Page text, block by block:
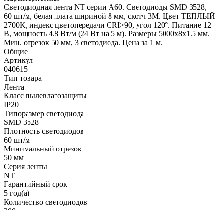
Светодиодная лента NT серии A60. Светодиоды SMD 3528,
60 шт/м, белая плата шириной 8 мм, скотч 3M. Цвет ТЕПЛЫЙ
2700K, индекс цветопередачи CRI>90, угол 120°. Питание 12
В, мощность 4.8 Вт/м (24 Вт на 5 м). Размеры 5000x8x1.5 мм.
Мин. отрезок 50 мм, 3 светодиода. Цена за 1 м.
Общие
Артикул
040615
Тип товара
Лента
Класс пылевлагозащиты
IP20
Типоразмер светодиода
SMD 3528
Плотность светодиодов
60 шт/м
Минимальный отрезок
50 мм
Серия ленты
NT
Гарантийный срок
5 год(а)
Количество светодиодов